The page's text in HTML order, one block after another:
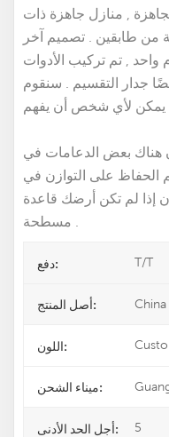
, منازل جاهزة ذات
من طابقين . تصميم آخر
, تم تركيب الأدوات
جدار التقسيم . سنقوم
هناك بعض الدعامات في
الحفاظ على التوازن في
إذا لم تكن أرضك قاعدة
دفع: T/T
أصل المنتج: China
اللون:
ميناء الشحن:
أجل الحد الأدنى: 5